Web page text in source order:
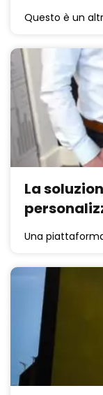
Questo è un
La
Una